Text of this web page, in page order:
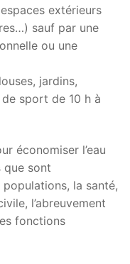
extérieurs
sauf par une
ou une
jardins,
sport de 10 h à
économiser l’eau
que sont
la santé,
l’abreuvement
fonctions